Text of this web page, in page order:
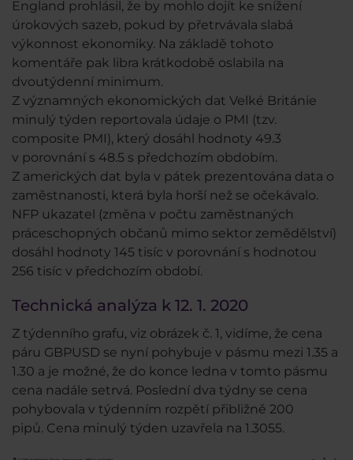
England prohlásil, že by mohlo dojít ke snížení
úrokových sazeb, pokud by přetrvávala slabá
výkonnost ekonomiky. Na základě tohoto
komentáře pak libra krátkodobě oslabila na
dvoutýdenní minimum.
Z významných ekonomických dat Velké Británie
minulý týden reportovala údaje o PMI (tzv.
composite PMI), který dosáhl hodnoty 49.3
v porovnání s 48.5 s předchozím obdobím.
Z amerických dat byla v pátek prezentována data o
zaměstnanosti, která byla horší než se očekávalo.
NFP ukazatel (změna v počtu zaměstnaných
práceschopných občanů mimo sektor zemědělství)
dosáhl hodnoty 145 tisíc v porovnání s hodnotou
256 tisíc v předchozím období.
Technická analýza k 12. 1. 2020
Z týdenního grafu, viz obrázek č. 1, vidíme, že cena
páru GBPUSD se nyní pohybuje v pásmu mezi 1.35 a
1.30 a je možné, že do konce ledna v tomto pásmu
cena nadále setrvá. Poslední dva týdny se cena
pohybovala v týdenním rozpětí přibližně 200
pipů. Cena minulý týden uzavřela na 1.3055.